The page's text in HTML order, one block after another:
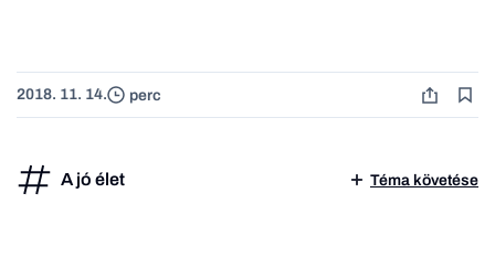
2018. 11. 14. perc
A jó élet Téma követése